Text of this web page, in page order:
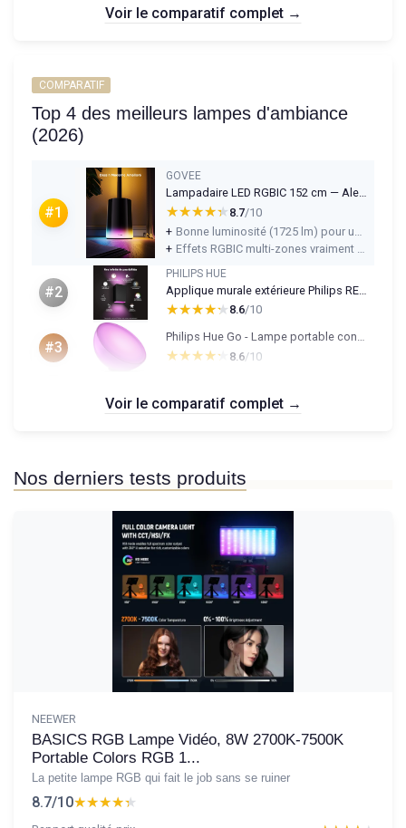
Voir le comparatif complet →
COMPARATIF
Top 4 des meilleurs lampes d'ambiance
(2026)
#1
GOVEE
Lampadaire LED RGBIC 152 cm — Alexa & Matter, dimmable, télécommande
★★★★★
★★★★★ 8.7/10
+
Bonne luminosité (1725 lm) pour un lampadaire d’appoint, utilisable pour lire ou bosser
+
Effets RGBIC multi-zones vraiment visibles, avec beaucoup de modes de scène
#2
PHILIPS HUE
★★★★★
★★★★★ 8.6/10
#3
Philips Hue Go - Lampe portable connectée
★★★★★
★★★★★ 8.6/10
Voir le comparatif complet →
Nos derniers tests produits
NEEWER
BASICS RGB Lampe Vidéo, 8W 2700K-7500K
Portable Colors RGB 1...
La petite lampe RGB qui fait le job sans se ruiner
8.7/10★★★★★
★★★★★